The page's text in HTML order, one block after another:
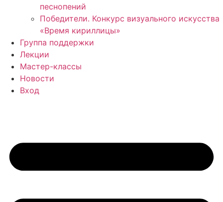
песнопений
Победители. Конкурс визуального искусства
«Время кириллицы»
Группа поддержки
Лекции
Мастер-классы
Новости
Вход